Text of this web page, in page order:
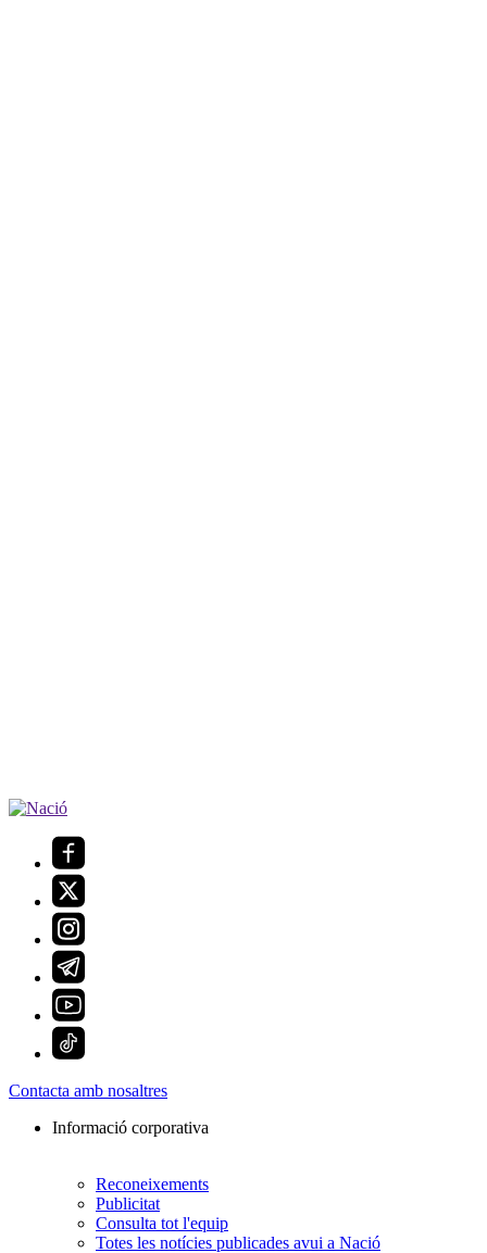
Contacta amb nosaltres
Informació corporativa
Reconeixements
Publicitat
Consulta tot l'equip
Totes les notícies publicades avui a Nació